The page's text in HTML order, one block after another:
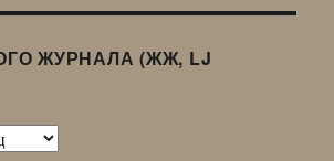
ЖУРНАЛА (ЖЖ, LJ